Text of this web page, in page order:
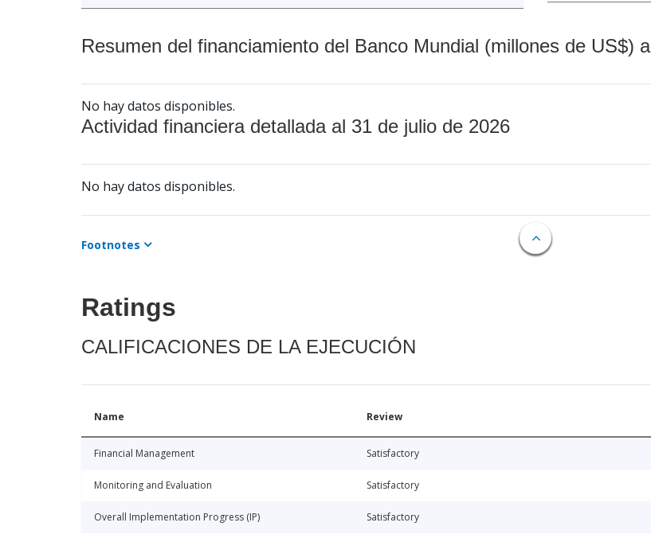
Resumen del financiamiento del Banco Mundial (millones de US$)
No hay datos disponibles.
Actividad financiera detallada al 31 de julio de 2026
No hay datos disponibles.
Footnotes
Ratings
CALIFICACIONES DE LA EJECUCIÓN
Name Review
Financial Management Satisfactory
Monitoring and Evaluation Satisfactory
Overall Implementation Progress (IP) Satisfactory